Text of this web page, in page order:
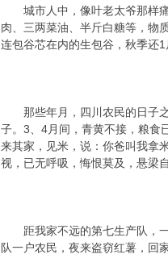
城市人中，像叶老太爷那样痛
肉、三两菜油、半斤白糖等，物
连包谷芯在内的生包谷，秋季还1
那些年月，四川农民的日子之
子。3、4月间，青黄不接，粮食
来其家，见米，说：你爸叫我拿
视，已无呼吸，悔恨莫及，悬梁
距我家不远的第七生产队，一
队一户农民，夜来盗窃红薯，回